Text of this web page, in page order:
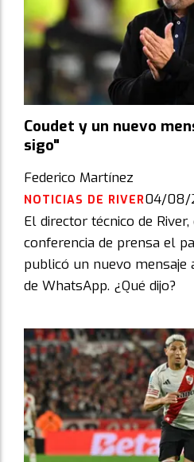
Coudet y un nuevo
sigo"
Federico Martínez
NOTICIAS DE RIVER04/08/
El director técnico de
conferencia de prensa el
publicó un nuevo mensaje
de WhatsApp. ¿Qué dijo?